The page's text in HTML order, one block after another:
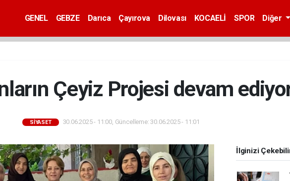
GENEL GEBZE Darıca Çayırova Dilovası KOCAELİ SPOR Diğer
Çeyiz Projesi devam
SİYASET 30.06.2025 - 11:00, Güncelleme: 30.06.2025 - 11:01
İlginizi